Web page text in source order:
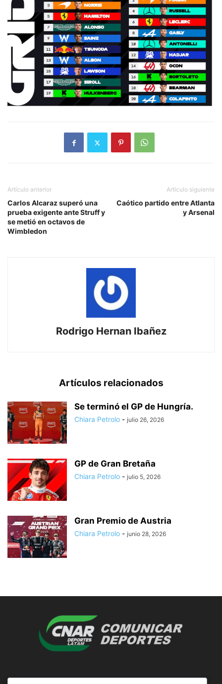
Artículo anterior
Carlos Alcaraz superó una
prueba exigente ante Struff y
se metió en octavos de
Wimbledon
Artículo siguiente
Caótico partido entre Atlanta
y Arsenal
Rodrigo Hernan Ibañez
Artículos relacionados
Se terminó el GP de Hungría.
Chiara Petrolo - julio 26, 2026
GP de Gran Bretaña
Chiara Petrolo - julio 5, 2026
Gran Premio de Austria
Chiara Petrolo - junio 28, 2026